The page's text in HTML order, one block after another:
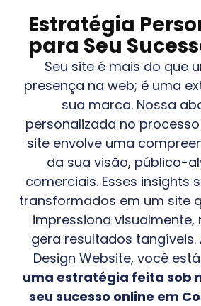
Estratégia
para Seu
Seu site é mais do que
presença na web; é uma
sua marca. Nossa
personalizada no
site envolve uma
da sua visão, público-
comerciais. Esses insights
transformados em um site
impressiona
gera resultados tangíveis.
Design Website, você
uma estratégia feita sob
seu sucesso online em